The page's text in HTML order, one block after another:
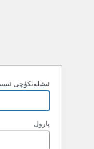
ئىشلەتكۈچى
پارول